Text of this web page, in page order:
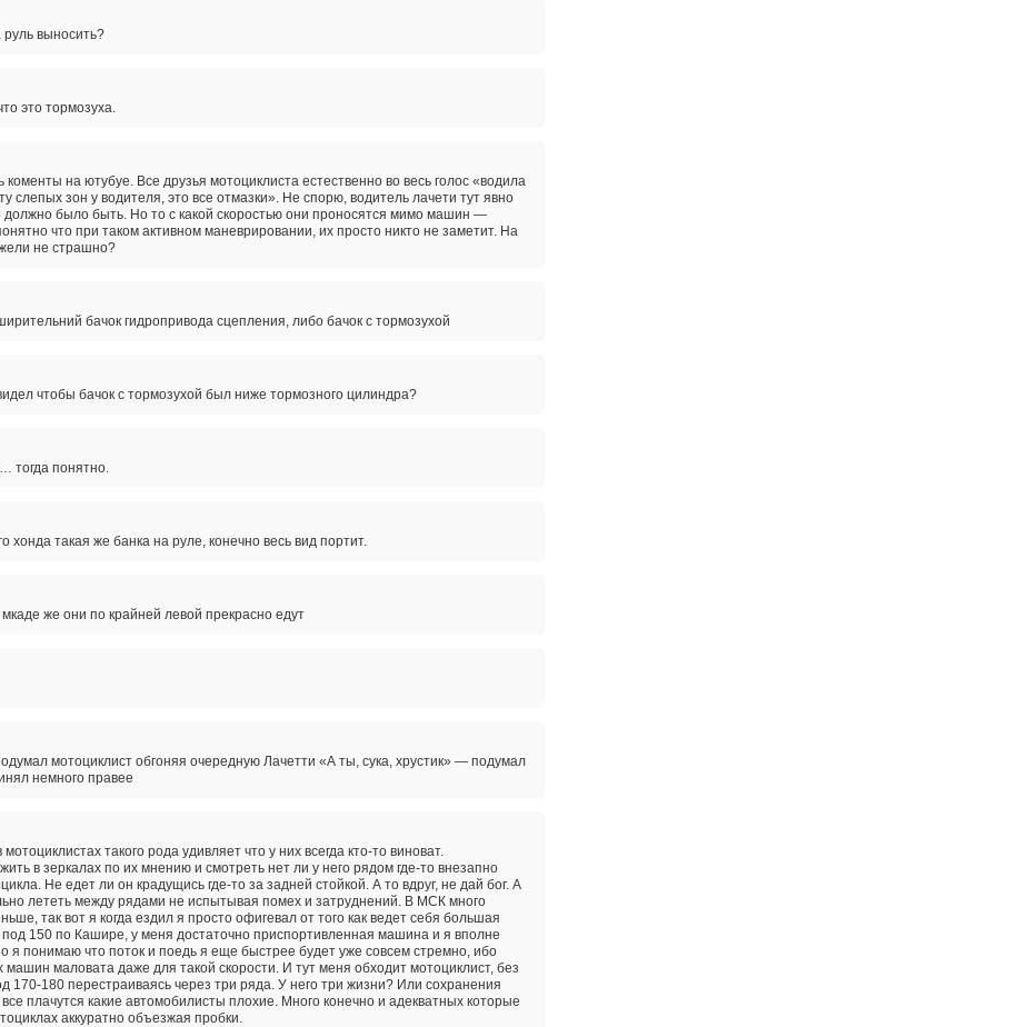
выносить?
это тормозуха.
коменты на ютубуе. Все друзья мотоциклиста естественно во весь голос «водила
слепых зон у водителя, это все отмазки». Не спорю, водитель лачети тут явно
должно было быть. Но то с какой скоростью они проносятся мимо машин —
что при таком активном маневрировании, их просто никто не заметит. На
не страшно?
бачок гидропривода сцепления, либо бачок с тормозухой
чтобы бачок с тормозухой был ниже тормозного цилиндра?
тогда понятно.
хонда такая же банка на руле, конечно весь вид портит.
же они по крайней левой прекрасно едут
мотоциклист обгоняя очередную Лачетти «А ты, сука, хрустик» — подумал
немного правее
такого рода удивляет что у них всегда кто-то виноват.
в зеркалах по их мнению и смотреть нет ли у него рядом где-то внезапно
Не едет ли он крадущись где-то за задней стойкой. А то вдруг, не дай бог. А
лететь между рядами не испытывая помех и затруднений. В МСК много
так вот я когда ездил я просто офигевал от того как ведет себя большая
150 по Кашире, у меня достаточно приспортивленная машина и я вполне
я понимаю что поток и поедь я еще быстрее будет уже совсем стремно, ибо
машин маловата даже для такой скорости. И тут меня обходит мотоциклист, без
170-180 перестраиваясь через три ряда. У него три жизни? Или сохранения
плачутся какие автомобилисты плохие. Много конечно и адекватных которые
аккуратно объезжая пробки.